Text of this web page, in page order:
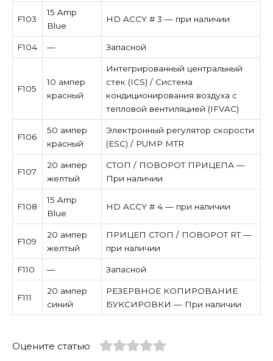
F103
15 Amp
Blue
HD ACCY # 3 — при наличии
F104 — Запасной
F105
10 ампер
красный
Интегрированный центральный
стек (ICS) / Система
кондиционирования воздуха с
тепловой вентиляцией (IFVAC)
F106
50 ампер
красный
Электронный регулятор скорости
(ESC) / PUMP MTR
F107
20 ампер
желтый
СТОП / ПОВОРОТ ПРИЦЕПА —
При наличии
F108
15 Amp
Blue
HD ACCY # 4 — при наличии
F109
20 ампер
желтый
ПРИЦЕП СТОП / ПОВОРОТ RT —
при наличии
F110 — Запасной
F111
20 ампер
синий
РЕЗЕРВНОЕ КОПИРОВАНИЕ
БУКСИРОВКИ — При наличии
Оцените статью